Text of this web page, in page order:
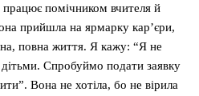
працює помічником вчителя й
прийшла на ярмарку кар’єри,
повна життя. Я кажу: “Я не
Спробуймо подати заявку
Вона не хотіла, бо не вірила